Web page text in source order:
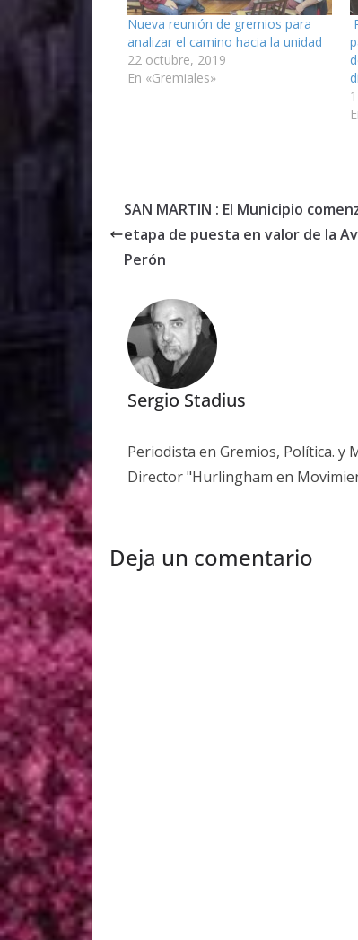
Nueva reunión de gremios para
analizar el camino hacia la unidad
22 octubre, 2019
En «Gremiales»
SAN MARTIN : El Municipio
etapa de puesta en valor de la
Perón
Sergio Stadius
Periodista en Gremios, Política. y
Director "Hurlingham en
Deja un comentario